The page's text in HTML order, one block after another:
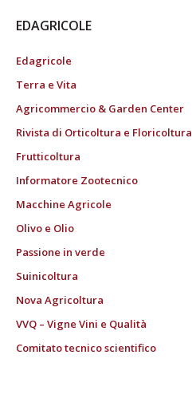
EDAGRICOLE
Edagricole
Terra e Vita
Agricommercio & Garden Center
Rivista di Orticoltura e Floricoltura
Frutticoltura
Informatore Zootecnico
Macchine Agricole
Olivo e Olio
Passione in verde
Suinicoltura
Nova Agricoltura
VVQ – Vigne Vini e Qualità
Comitato tecnico scientifico